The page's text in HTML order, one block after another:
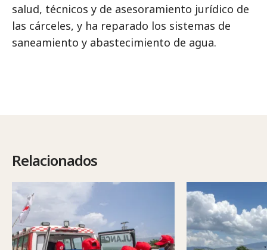
salud, técnicos y de asesoramiento jurídico de
las cárceles, y ha reparado los sistemas de
saneamiento y abastecimiento de agua.
Relacionados